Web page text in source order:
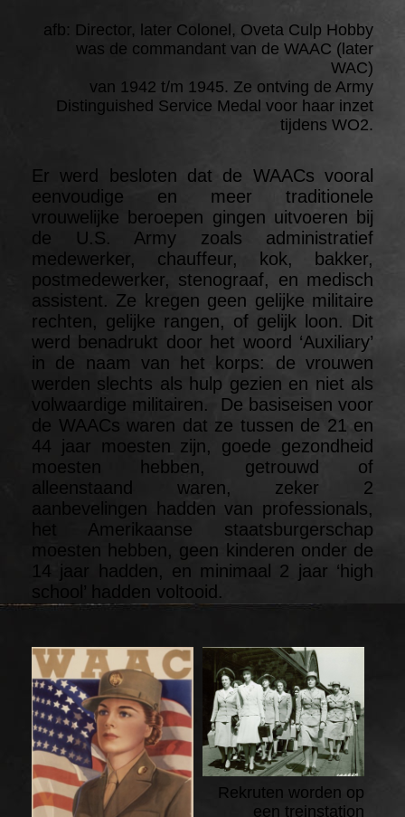
afb: Director, later Colonel, Oveta Culp Hobby
was de commandant van de WAAC (later
WAC)
van 1942 t/m 1945. Ze ontving de Army
Distinguished Service Medal voor haar inzet
tijdens WO2.
Er werd besloten dat de WAACs vooral
eenvoudige en meer traditionele
vrouwelijke beroepen gingen uitvoeren bij
de U.S. Army zoals administratief
medewerker, chauffeur, kok, bakker,
postmedewerker, stenograaf, en medisch
assistent. Ze kregen geen gelijke militaire
rechten, gelijke rangen, of gelijk loon. Dit
werd benadrukt door het woord ‘Auxiliary’
in de naam van het korps: de vrouwen
werden slechts als hulp gezien en niet als
volwaardige militairen. De basiseisen voor
de WAACs waren dat ze tussen de 21 en
44 jaar moesten zijn, goede gezondheid
moesten hebben, getrouwd of
alleenstaand waren, zeker 2
aanbevelingen hadden van professionals,
het Amerikaanse staatsburgerschap
moesten hebben, geen kinderen onder de
14 jaar hadden, en minimaal 2 jaar ‘high
school’ hadden voltooid.
Rekruten worden op
een treinstation